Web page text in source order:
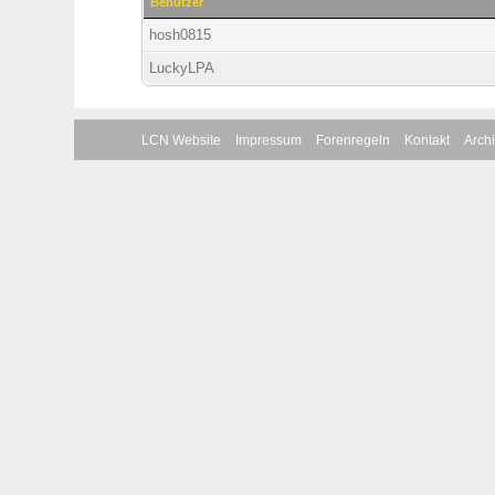
hosh0815
LuckyLPA
LCN Website Impressum Forenregeln Kontakt